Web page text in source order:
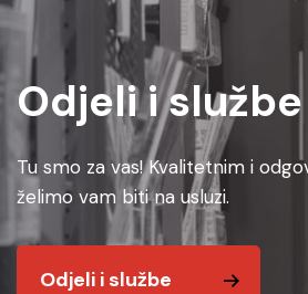
Odjeli i službe
Tu smo za vas! Kvalitetnim i
želimo vam biti na usluzi.
Odjeli i službe